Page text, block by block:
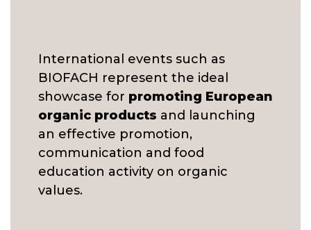
International events such as
BIOFACH represent the ideal
showcase for promoting European
organic products and launching
an effective promotion,
communication and food
education activity on organic
values.